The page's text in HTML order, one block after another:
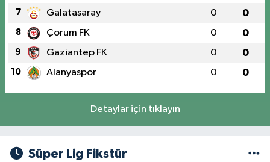
7 Galatasaray 0 0
8 Çorum FK 0 0
9 Gaziantep FK 0 0
10 Alanyaspor 0 0
Detaylar için tıklayın
Süper Lig Fikstür